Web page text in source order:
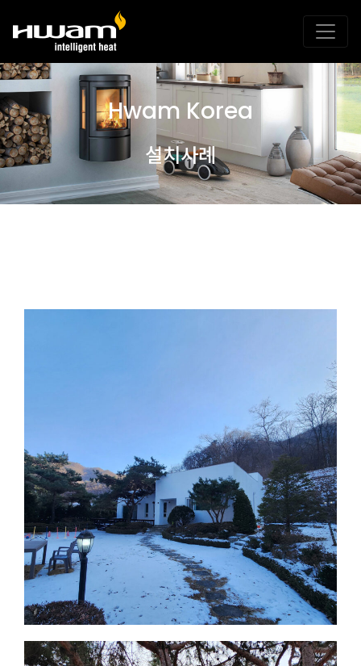
Hwam Korea
설치사례